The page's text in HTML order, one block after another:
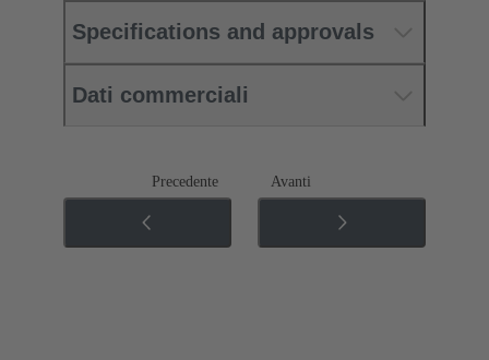
Specifications and approvals
Dati commerciali
Precedente Avanti